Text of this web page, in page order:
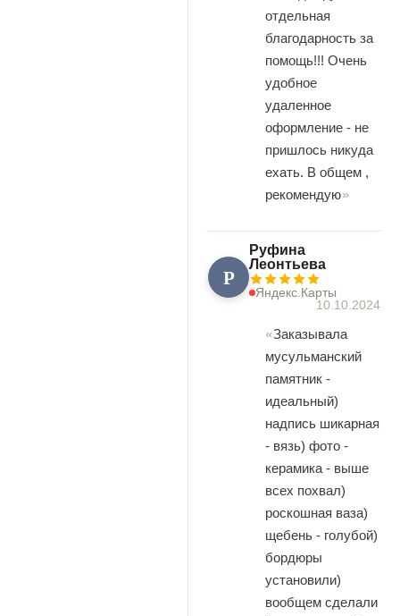
отдельная
благодарность за
помощь!!! Очень
удобное
удаленное
оформление - не
пришлось никуда
ехать. В общем ,
рекомендую
Р
Руфина
Леонтьева
Яндекс.Карты
10.10.2024
Заказывала
мусульманский
памятник -
идеальный)
надпись шикарная
- вязь) фото -
керамика - выше
всех похвал)
роскошная ваза)
щебень - голубой)
бордюры
установили)
вообщем сделали